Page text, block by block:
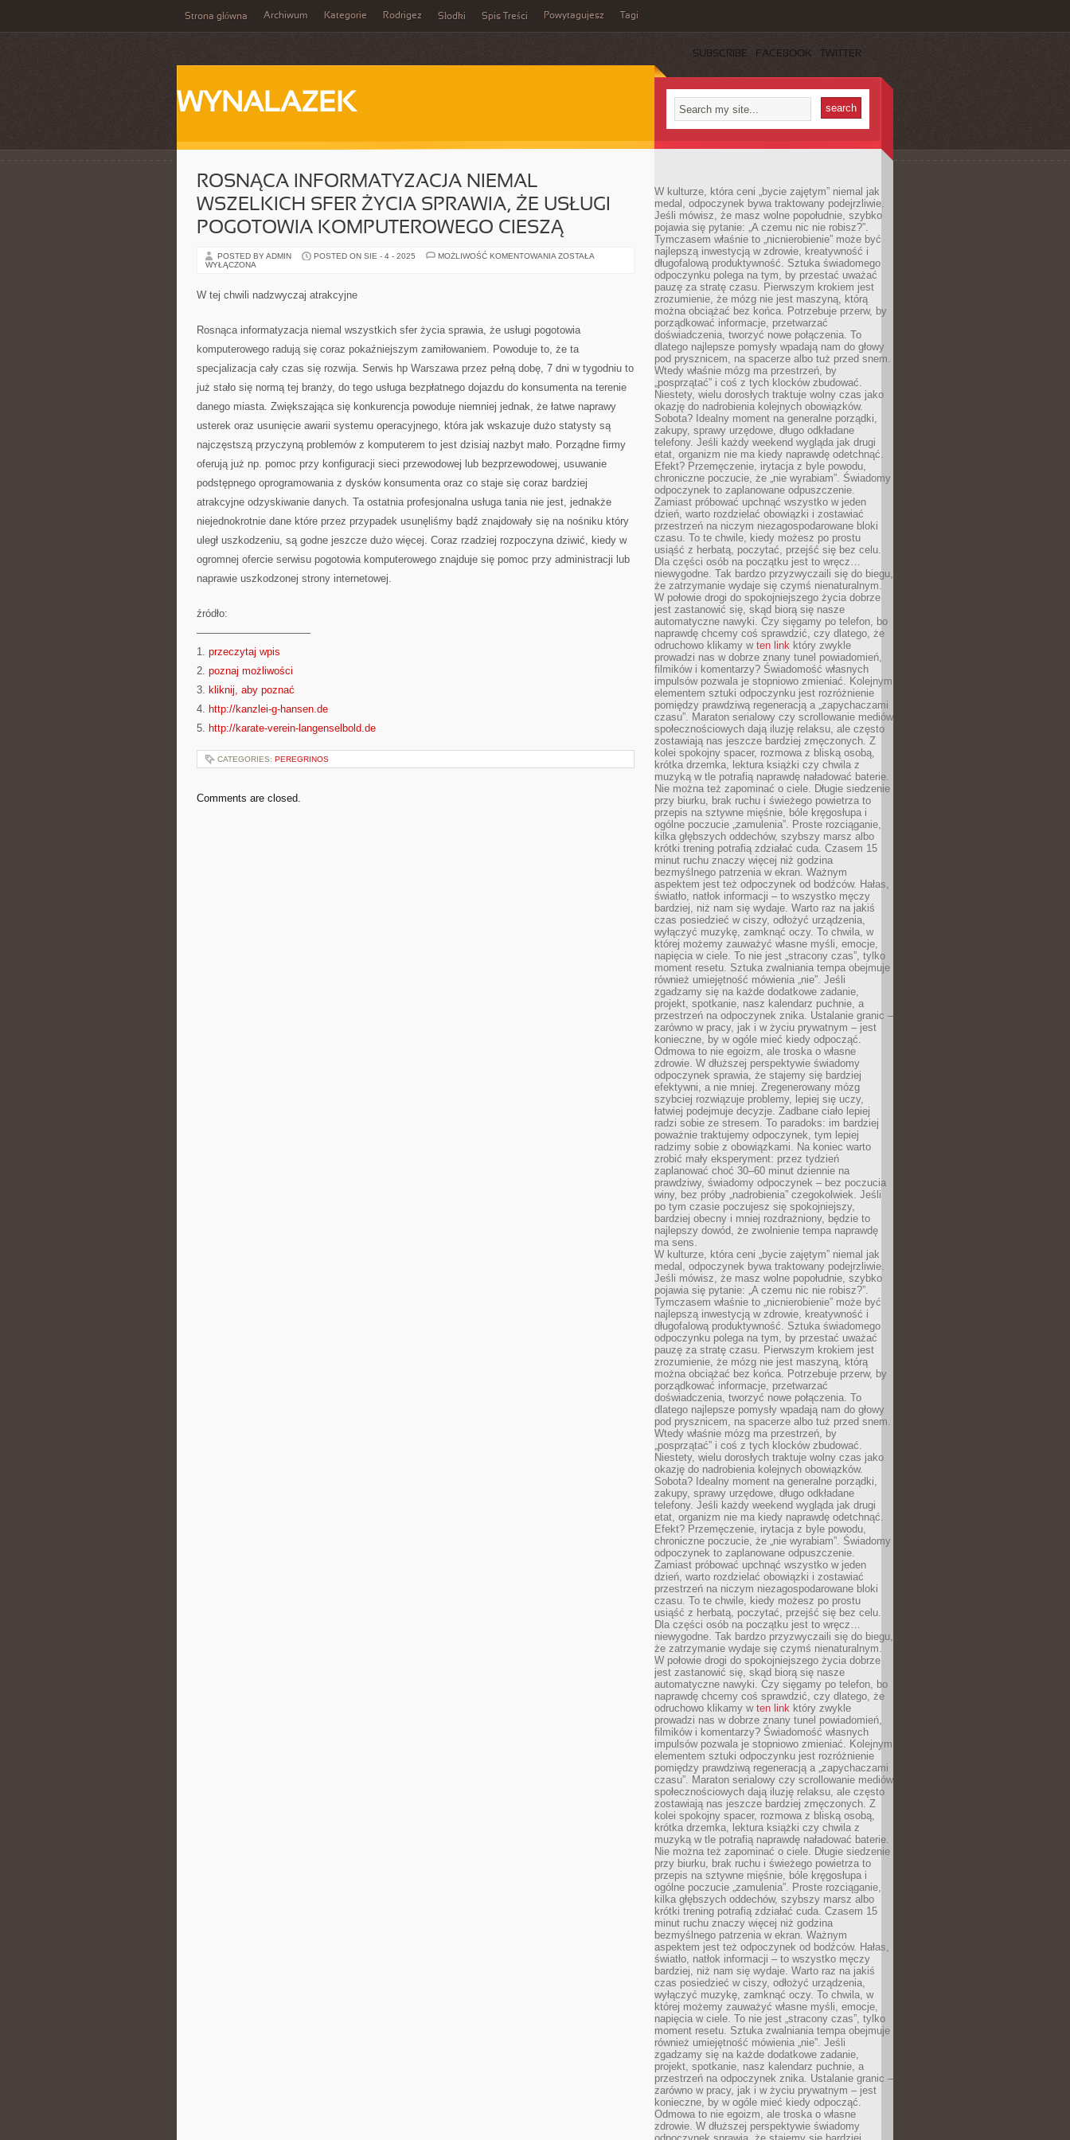
Strona główna Archiwum Kategorie Rodrigez Słodki Spis Treści Powytagujesz Tagi
SUBSCRIBE FACEBOOK TWITTER
WYNALAZEK
ROSNĄCA INFORMATYZACJA NIEMAL
WSZELKICH SFER ŻYCIA SPRAWIA, ŻE USŁUGI
POGOTOWIA KOMPUTEROWEGO CIESZĄ
POSTED BY ADMIN POSTED ON SIE - 4 - 2025 MOŻLIWOŚĆ KOMENTOWANIA ROSNĄCA
USŁUGI
POGOTOWIA
CIESZĄ
ZOSTAŁA
WYŁĄCZONA
W tej chwili nadzwyczaj atrakcyjne
Rosnąca informatyzacja niemal wszystkich sfer życia sprawia, że usługi pogotowia
komputerowego radują się coraz pokaźniejszym zamiłowaniem. Powoduje to, że ta
specjalizacja cały czas się rozwija. Serwis hp Warszawa przez pełną dobę, 7 dni w tygodniu to
już stało się normą tej branży, do tego usługa bezpłatnego dojazdu do konsumenta na terenie
danego miasta. Zwiększająca się konkurencja powoduje niemniej jednak, że łatwe naprawy
usterek oraz usunięcie awarii systemu operacyjnego, która jak wskazuje dużo statysty są
najczęstszą przyczyną problemów z komputerem to jest dzisiaj nazbyt mało. Porządne firmy
oferują już np. pomoc przy konfiguracji sieci przewodowej lub bezprzewodowej, usuwanie
podstępnego oprogramowania z dysków konsumenta oraz co staje się coraz bardziej
atrakcyjne odzyskiwanie danych. Ta ostatnia profesjonalna usługa tania nie jest, jednakże
niejednokrotnie dane które przez przypadek usunęliśmy bądź znajdowały się na nośniku który
uległ uszkodzeniu, są godne jeszcze dużo więcej. Coraz rzadziej rozpoczyna dziwić, kiedy w
ogromnej ofercie serwisu pogotowia komputerowego znajduje się pomoc przy administracji lub
naprawie uszkodzonej strony internetowej.
źródło:
———————————
1. przeczytaj wpis
2. poznaj możliwości
3. kliknij, aby poznać
4. http://kanzlei-g-hansen.de
5. http://karate-verein-langenselbold.de
CATEGORIES: PEREGRINOS
Comments are closed.
W kulturze, która ceni „bycie zajętym” niemal jak
medal, odpoczynek bywa traktowany podejrzliwie.
Jeśli mówisz, że masz wolne popołudnie, szybko
pojawia się pytanie: „A czemu nic nie robisz?”.
Tymczasem właśnie to „nicnierobienie” może być
najlepszą inwestycją w zdrowie, kreatywność i
długofalową produktywność. Sztuka świadomego
odpoczynku polega na tym, by przestać uważać
pauzę za stratę czasu. Pierwszym krokiem jest
zrozumienie, że mózg nie jest maszyną, którą
można obciążać bez końca. Potrzebuje przerw, by
porządkować informacje, przetwarzać
doświadczenia, tworzyć nowe połączenia. To
dlatego najlepsze pomysły wpadają nam do głowy
pod prysznicem, na spacerze albo tuż przed snem.
Wtedy właśnie mózg ma przestrzeń, by
„posprzątać” i coś z tych klocków zbudować.
Niestety, wielu dorosłych traktuje wolny czas jako
okazję do nadrobienia kolejnych obowiązków.
Sobota? Idealny moment na generalne porządki,
zakupy, sprawy urzędowe, długo odkładane
telefony. Jeśli każdy weekend wygląda jak drugi
etat, organizm nie ma kiedy naprawdę odetchnąć.
Efekt? Przemęczenie, irytacja z byle powodu,
chroniczne poczucie, że „nie wyrabiam”. Świadomy
odpoczynek to zaplanowane odpuszczenie.
Zamiast próbować upchnąć wszystko w jeden
dzień, warto rozdzielać obowiązki i zostawiać
przestrzeń na niczym niezagospodarowane bloki
czasu. To te chwile, kiedy możesz po prostu
usiąść z herbatą, poczytać, przejść się bez celu.
Dla części osób na początku jest to wręcz…
niewygodne. Tak bardzo przyzwyczaili się do biegu,
że zatrzymanie wydaje się czymś nienaturalnym.
W połowie drogi do spokojniejszego życia dobrze
jest zastanowić się, skąd biorą się nasze
automatyczne nawyki. Czy sięgamy po telefon, bo
naprawdę chcemy coś sprawdzić, czy dlatego, że
odruchowo klikamy w ten link który zwykle
prowadzi nas w dobrze znany tunel powiadomień,
filmików i komentarzy? Świadomość własnych
impulsów pozwala je stopniowo zmieniać. Kolejnym
elementem sztuki odpoczynku jest rozróżnienie
pomiędzy prawdziwą regeneracją a „zapychaczami
czasu”. Maraton serialowy czy scrollowanie mediów
społecznościowych dają iluzję relaksu, ale często
zostawiają nas jeszcze bardziej zmęczonych. Z
kolei spokojny spacer, rozmowa z bliską osobą,
krótka drzemka, lektura książki czy chwila z
muzyką w tle potrafią naprawdę naładować baterie.
Nie można też zapominać o ciele. Długie siedzenie
przy biurku, brak ruchu i świeżego powietrza to
przepis na sztywne mięśnie, bóle kręgosłupa i
ogólne poczucie „zamulenia”. Proste rozciąganie,
kilka głębszych oddechów, szybszy marsz albo
krótki trening potrafią zdziałać cuda. Czasem 15
minut ruchu znaczy więcej niż godzina
bezmyślnego patrzenia w ekran. Ważnym
aspektem jest też odpoczynek od bodźców. Hałas,
światło, natłok informacji – to wszystko męczy
bardziej, niż nam się wydaje. Warto raz na jakiś
czas posiedzieć w ciszy, odłożyć urządzenia,
wyłączyć muzykę, zamknąć oczy. To chwila, w
której możemy zauważyć własne myśli, emocje,
napięcia w ciele. To nie jest „stracony czas”, tylko
moment resetu. Sztuka zwalniania tempa obejmuje
również umiejętność mówienia „nie”. Jeśli
zgadzamy się na każde dodatkowe zadanie,
projekt, spotkanie, nasz kalendarz puchnie, a
przestrzeń na odpoczynek znika. Ustalanie granic –
zarówno w pracy, jak i w życiu prywatnym – jest
konieczne, by w ogóle mieć kiedy odpocząć.
Odmowa to nie egoizm, ale troska o własne
zdrowie. W dłuższej perspektywie świadomy
odpoczynek sprawia, że stajemy się bardziej
efektywni, a nie mniej. Zregenerowany mózg
szybciej rozwiązuje problemy, lepiej się uczy,
łatwiej podejmuje decyzje. Zadbane ciało lepiej
radzi sobie ze stresem. To paradoks: im bardziej
poważnie traktujemy odpoczynek, tym lepiej
radzimy sobie z obowiązkami. Na koniec warto
zrobić mały eksperyment: przez tydzień
zaplanować choć 30–60 minut dziennie na
prawdziwy, świadomy odpoczynek – bez poczucia
winy, bez próby „nadrobienia” czegokolwiek. Jeśli
po tym czasie poczujesz się spokojniejszy,
bardziej obecny i mniej rozdrażniony, będzie to
najlepszy dowód, że zwolnienie tempa naprawdę
ma sens.
W kulturze, która ceni „bycie zajętym” niemal jak
medal, odpoczynek bywa traktowany podejrzliwie.
Jeśli mówisz, że masz wolne popołudnie, szybko
pojawia się pytanie: „A czemu nic nie robisz?”.
Tymczasem właśnie to „nicnierobienie” może być
najlepszą inwestycją w zdrowie, kreatywność i
długofalową produktywność. Sztuka świadomego
odpoczynku polega na tym, by przestać uważać
pauzę za stratę czasu. Pierwszym krokiem jest
zrozumienie, że mózg nie jest maszyną, którą
można obciążać bez końca. Potrzebuje przerw, by
porządkować informacje, przetwarzać
doświadczenia, tworzyć nowe połączenia. To
dlatego najlepsze pomysły wpadają nam do głowy
pod prysznicem, na spacerze albo tuż przed snem.
Wtedy właśnie mózg ma przestrzeń, by
„posprzątać” i coś z tych klocków zbudować.
Niestety, wielu dorosłych traktuje wolny czas jako
okazję do nadrobienia kolejnych obowiązków.
Sobota? Idealny moment na generalne porządki,
zakupy, sprawy urzędowe, długo odkładane
telefony. Jeśli każdy weekend wygląda jak drugi
etat, organizm nie ma kiedy naprawdę odetchnąć.
Efekt? Przemęczenie, irytacja z byle powodu,
chroniczne poczucie, że „nie wyrabiam”. Świadomy
odpoczynek to zaplanowane odpuszczenie.
Zamiast próbować upchnąć wszystko w jeden
dzień, warto rozdzielać obowiązki i zostawiać
przestrzeń na niczym niezagospodarowane bloki
czasu. To te chwile, kiedy możesz po prostu
usiąść z herbatą, poczytać, przejść się bez celu.
Dla części osób na początku jest to wręcz…
niewygodne. Tak bardzo przyzwyczaili się do biegu,
że zatrzymanie wydaje się czymś nienaturalnym.
W połowie drogi do spokojniejszego życia dobrze
jest zastanowić się, skąd biorą się nasze
automatyczne nawyki. Czy sięgamy po telefon, bo
naprawdę chcemy coś sprawdzić, czy dlatego, że
odruchowo klikamy w ten link który zwykle
prowadzi nas w dobrze znany tunel powiadomień,
filmików i komentarzy? Świadomość własnych
impulsów pozwala je stopniowo zmieniać. Kolejnym
elementem sztuki odpoczynku jest rozróżnienie
pomiędzy prawdziwą regeneracją a „zapychaczami
czasu”. Maraton serialowy czy scrollowanie mediów
społecznościowych dają iluzję relaksu, ale często
zostawiają nas jeszcze bardziej zmęczonych. Z
kolei spokojny spacer, rozmowa z bliską osobą,
krótka drzemka, lektura książki czy chwila z
muzyką w tle potrafią naprawdę naładować baterie.
Nie można też zapominać o ciele. Długie siedzenie
przy biurku, brak ruchu i świeżego powietrza to
przepis na sztywne mięśnie, bóle kręgosłupa i
ogólne poczucie „zamulenia”. Proste rozciąganie,
kilka głębszych oddechów, szybszy marsz albo
krótki trening potrafią zdziałać cuda. Czasem 15
minut ruchu znaczy więcej niż godzina
bezmyślnego patrzenia w ekran. Ważnym
aspektem jest też odpoczynek od bodźców. Hałas,
światło, natłok informacji – to wszystko męczy
bardziej, niż nam się wydaje. Warto raz na jakiś
czas posiedzieć w ciszy, odłożyć urządzenia,
wyłączyć muzykę, zamknąć oczy. To chwila, w
której możemy zauważyć własne myśli, emocje,
napięcia w ciele. To nie jest „stracony czas”, tylko
moment resetu. Sztuka zwalniania tempa obejmuje
również umiejętność mówienia „nie”. Jeśli
zgadzamy się na każde dodatkowe zadanie,
projekt, spotkanie, nasz kalendarz puchnie, a
przestrzeń na odpoczynek znika. Ustalanie granic –
zarówno w pracy, jak i w życiu prywatnym – jest
konieczne, by w ogóle mieć kiedy odpocząć.
Odmowa to nie egoizm, ale troska o własne
zdrowie. W dłuższej perspektywie świadomy